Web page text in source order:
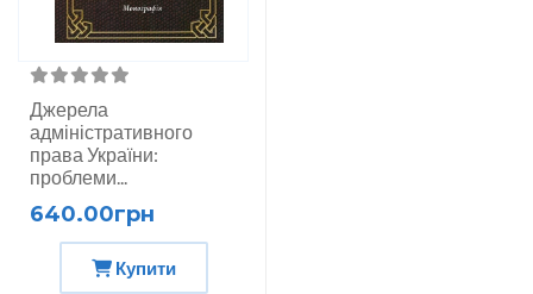
Джерела
адміністративного
права України:
проблеми...
640.00грн
Купити